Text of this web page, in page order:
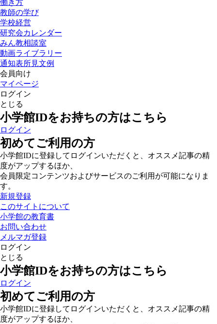
働き方
教師の学び
学校経営
研究会カレンダー
みん教相談室
動画ライブラリー
通知表所見文例
会員向け
マイページ
ログイン
とじる
小学館IDをお持ちの方はこちら
ログイン
初めてご利用の方
小学館IDに登録してログインいただくと、オススメ記事の精
度がアップするほか、
会員限定コンテンツおよびサービスのご利用が可能になりま
す。
新規登録
このサイトについて
小学館の教育書
お問い合わせ
メルマガ登録
ログイン
とじる
小学館IDをお持ちの方はこちら
ログイン
初めてご利用の方
小学館IDに登録してログインいただくと、オススメ記事の精
度がアップするほか、